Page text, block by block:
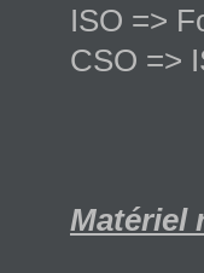
ISO =>
CSO =>
Matériel